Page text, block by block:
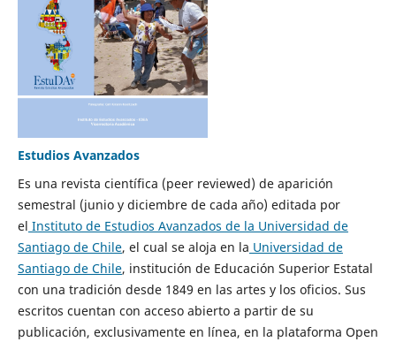
Estudios Avanzados
Es una revista científica (peer reviewed) de aparición
semestral (junio y diciembre de cada año) editada por
el Instituto de Estudios Avanzados de la Universidad de
Santiago de Chile, el cual se aloja en la Universidad de
Santiago de Chile, institución de Educación Superior Estatal
con una tradición desde 1849 en las artes y los oficios. Sus
escritos cuentan con acceso abierto a partir de su
publicación, exclusivamente en línea, en la plataforma Open